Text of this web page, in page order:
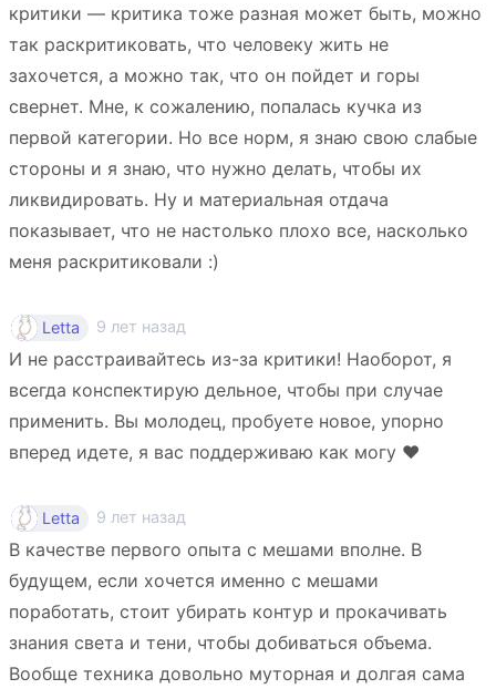
критики — критика тоже разная может быть, можно
так раскритиковать, что человеку жить не
захочется, а можно так, что он пойдет и горы
свернет. Мне, к сожалению, попалась кучка из
первой категории. Но все норм, я знаю свою слабые
стороны и я знаю, что нужно делать, чтобы их
ликвидировать. Ну и материальная отдача
показывает, что не настолько плохо все, насколько
меня раскритиковали :)
Letta 9 лет назад
И не расстраивайтесь из-за критики! Наоборот, я
всегда конспектирую дельное, чтобы при случае
применить. Вы молодец, пробуете новое, упорно
вперед идете, я вас поддерживаю как могу ❤️
Letta 9 лет назад
В качестве первого опыта с мешами вполне. В
будущем, если хочется именно с мешами
поработать, стоит убирать контур и прокачивать
знания света и тени, чтобы добиваться объема.
Вообще техника довольно муторная и долгая сама